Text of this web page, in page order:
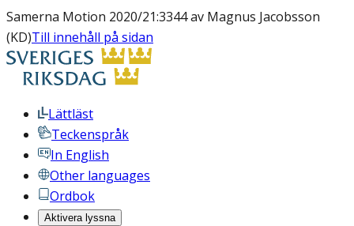
Samerna Motion 2020/21:3344 av Magnus Jacobsson
(KD)Till innehåll på sidan
Lättläst
Teckenspråk
In English
Other languages
Ordbok
Aktivera lyssna